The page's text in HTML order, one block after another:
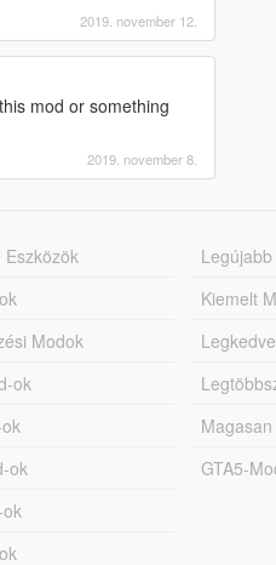
2019. november 12.
mod or something
2019. november 8.
Modok
ok
ok
Kiemelt
GTA5-